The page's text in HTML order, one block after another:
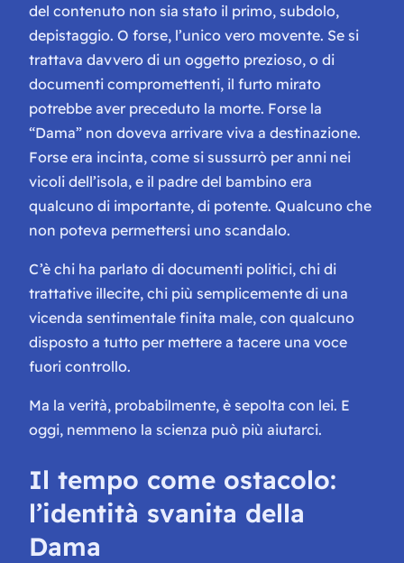
del contenuto non sia stato il primo, subdolo,
depistaggio. O forse, l’unico vero movente. Se si
trattava davvero di un oggetto prezioso, o di
documenti compromettenti, il furto mirato
potrebbe aver preceduto la morte. Forse la
“Dama” non doveva arrivare viva a destinazione.
Forse era incinta, come si sussurrò per anni nei
vicoli dell’isola, e il padre del bambino era
qualcuno di importante, di potente. Qualcuno che
non poteva permettersi uno scandalo.
C’è chi ha parlato di documenti politici, chi di
trattative illecite, chi più semplicemente di una
vicenda sentimentale finita male, con qualcuno
disposto a tutto per mettere a tacere una voce
fuori controllo.
Ma la verità, probabilmente, è sepolta con lei. E
oggi, nemmeno la scienza può più aiutarci.
Il tempo come ostacolo:
l’identità svanita della
Dama